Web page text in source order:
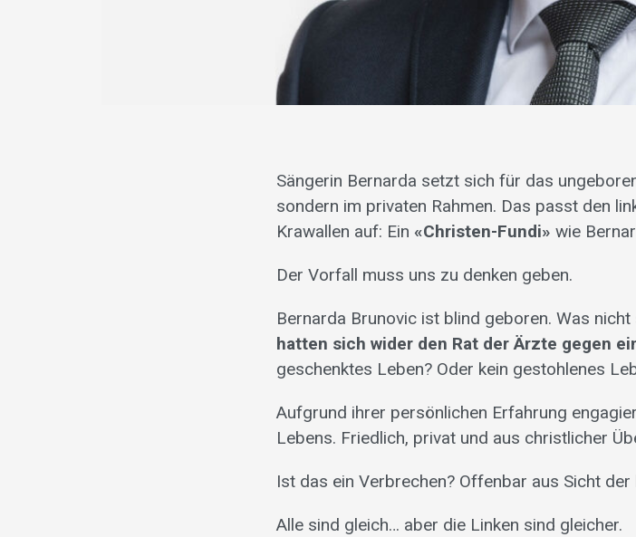
Sängerin Bernarda setzt sich für das
sondern im privaten Rahmen. Das passt den
Krawallen auf: Ein«Christen-Fundi» wie
Der Vorfall muss uns zu denken geben.
Bernarda Brunovic ist blind geboren. Was
hatten sich wider den Rat der Ärzte gegen
geschenktes Leben? Oder kein gestohlenes
Aufgrund ihrer persönlichen Erfahrung
Lebens. Friedlich, privat und aus christlicher
Ist das ein Verbrechen? Offenbar aus Sicht der
Alle sind gleich… aber die Linken sind gleicher.